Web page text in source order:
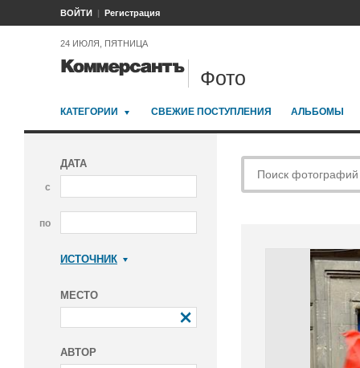
ВОЙТИ Регистрация
24 ИЮЛЯ, ПЯТНИЦА
Фото
КАТЕГОРИИ СВЕЖИЕ ПОСТУПЛЕНИЯ АЛЬБОМЫ
ДАТА
с
по
ИСТОЧНИК
МЕСТО
АВТОР